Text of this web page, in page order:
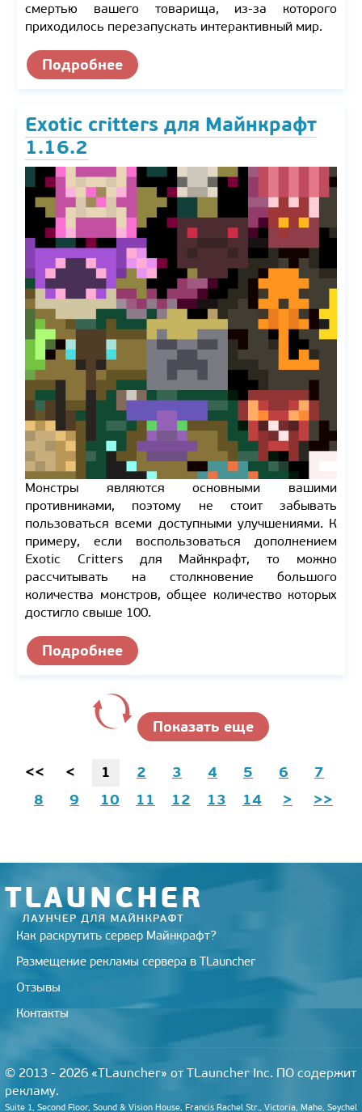
смертью вашего товарища, из-за которого
приходилось перезапускать интерактивный мир.
Подробнее
Exotic critters для Майнкрафт
1.16.2
Монстры являются основными вашими
противниками, поэтому не стоит забывать
пользоваться всеми доступными улучшениями. К
примеру, если воспользоваться дополнением
Exotic Сritters для Майнкрафт, то можно
рассчитывать на столкновение большого
количества монстров, общее количество которых
достигло свыше 100.
Подробнее
Показать еще
<< < 1 2 3 4 5 6
7
8
9 10 11 12 13 14 > >>
Как раскрутить сервер Майнкрафт?
Размещение рекламы сервера в TLauncher
Отзывы
Контакты
© 2013 - 2026 «TLauncher» от TLauncher Inc. ПО содержит
рекламу.
Suite 1, Second Floor, Sound & Vision House, Francis Rachel Str., Victoria, Mahe, Seychel